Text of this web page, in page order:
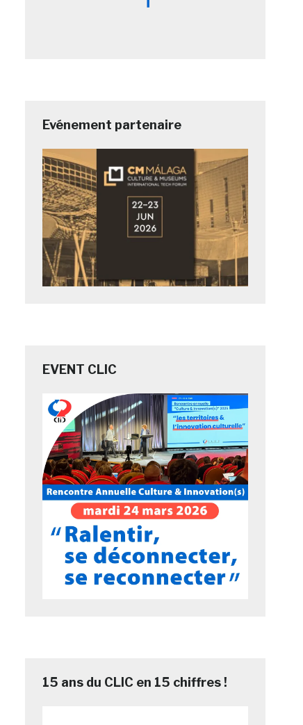
Evénement partenaire
EVENT CLIC
15 ans du CLIC en 15 chiffres !